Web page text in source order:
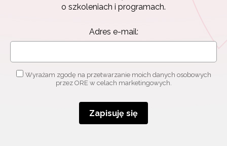
o szkoleniach i programach.
Adres e-mail:
Wyrażam zgodę na przetwarzanie moich danych osobowych
przez ORE w celach marketingowych.
Zapisuję się